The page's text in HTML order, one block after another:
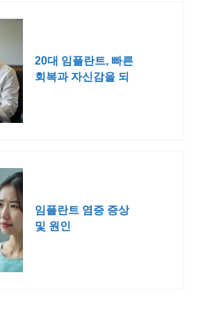
20대 임플란트, 빠른
회복과 자신감을 되
임플란트 염증 증상
및 원인